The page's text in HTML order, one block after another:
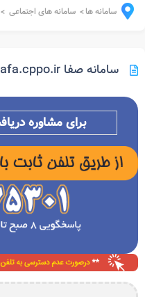
سامانه ها> سامانه های اجتماعی >
سامانه صفا safa.cppo.ir
برای مشاوره